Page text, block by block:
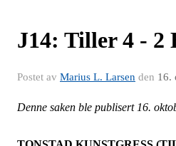
J14: Tiller 4 - 2
Postet av Marius L. Larsen den 16.
Denne saken ble publisert 16.